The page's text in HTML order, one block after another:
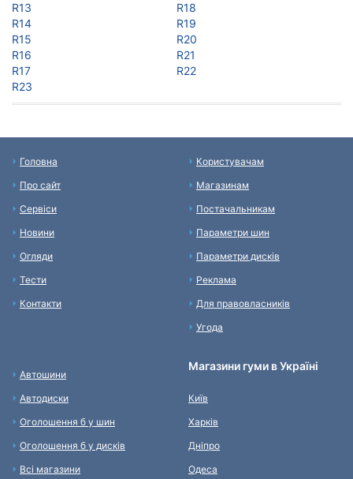
R13
R14
R15
R16
R17
R18
R19
R20
R21
R22
R23
Головна
Про сайт
Сервіси
Новини
Огляди
Тести
Контакти
Користувачам
Магазинам
Постачальникам
Параметри шин
Параметри дисків
Реклама
Для правовласників
Угода
Автошини
Автодиски
Оголошення б у шин
Оголошення б у дисків
Всі магазини
Магазини гуми в Україні
Київ
Харків
Дніпро
Одеса